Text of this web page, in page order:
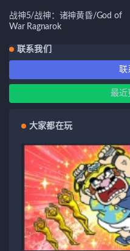
战神5/战神：诸神黄昏/God of
War Ragnarok
联系我们
联
最近
大家都在玩